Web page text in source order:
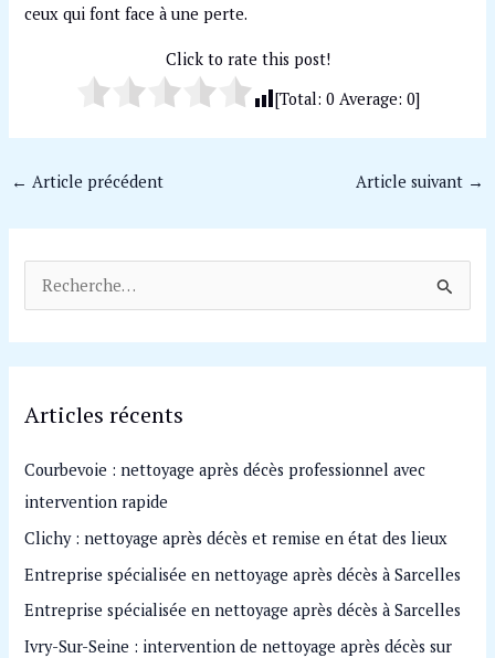
ceux qui font face à une perte.
Click to rate this post!
[Total: 0Average: 0]
← Article précédent Article suivant →
e
c
h
e
r
:
Articles récents
Courbevoie : nettoyage après décès professionnel avec
intervention rapide
Clichy : nettoyage après décès et remise en état des lieux
Entreprise spécialisée en nettoyage après décès à Sarcelles
Entreprise spécialisée en nettoyage après décès à Sarcelles
Ivry-Sur-Seine : intervention de nettoyage après décès sur